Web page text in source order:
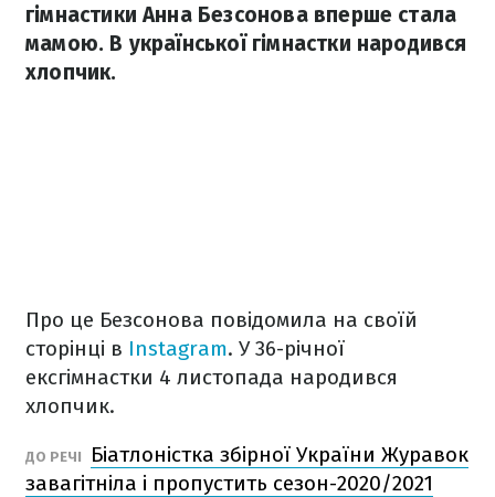
гімнастики Анна Безсонова вперше стала
мамою. В української гімнастки народився
хлопчик.
Про це Безсонова повідомила на своїй
сторінці в Instagram. У 36-річної
ексгімнастки 4 листопада народився
хлопчик.
ДО РЕЧІ
Біатлоністка збірної України Журавок
завагітніла і пропустить сезон-2020/2021